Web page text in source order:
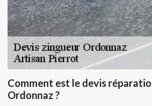
Comment est le devis
Ordonnaz ?